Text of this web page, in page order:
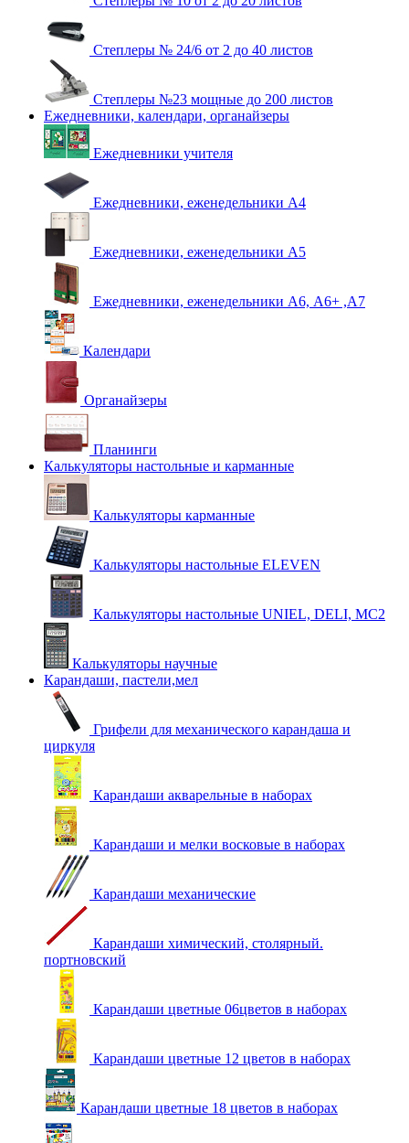
Степлеры № 24/6 от 2 до 40 листов
Степлеры №23 мощные до 200 листов
Ежедневники, календари, органайзеры
Ежедневники учителя
Ежедневники, еженедельники А4
Ежедневники, еженедельники А5
Ежедневники, еженедельники А6, А6+ ,А7
Календари
Органайзеры
Планинги
Калькуляторы настольные и карманные
Калькуляторы карманные
Калькуляторы настольные ELEVEN
Калькуляторы настольные UNIEL, DELI, MC2
Калькуляторы научные
Карандаши, пастели,мел
Грифели для механического карандаша и
циркуля
Карандаши акварельные в наборах
Карандаши и мелки восковые в наборах
Карандаши механические
Карандаши химический, столярный.
портновский
Карандаши цветные 06цветов в наборах
Карандаши цветные 12 цветов в наборах
Карандаши цветные 18 цветов в наборах